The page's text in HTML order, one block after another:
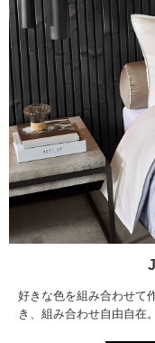
好きな色を組み合わせて
き、組み合わせ自由自在。